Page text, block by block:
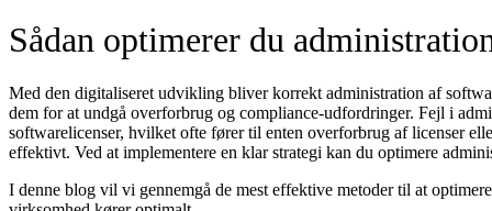
Sådan optimerer du
Med den digitaliseret udvikling bliver korrekt administration af
dem for at undgå overforbrug og compliance-udfordringer. Fejl i
softwarelicenser, hvilket ofte fører til enten overforbrug af licenser
effektivt. Ved at implementere en klar strategi kan du optimere
I denne blog vil vi gennemgå de mest effektive metoder til at